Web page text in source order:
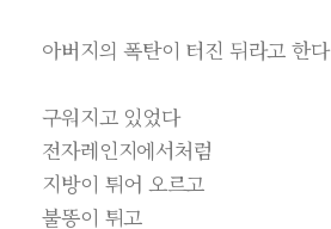
아버지의 폭탄이 터진 뒤라고 한다
구워지고 있었다
전자레인지에서처럼
지방이 튀어 오르고
불똥이 튀고